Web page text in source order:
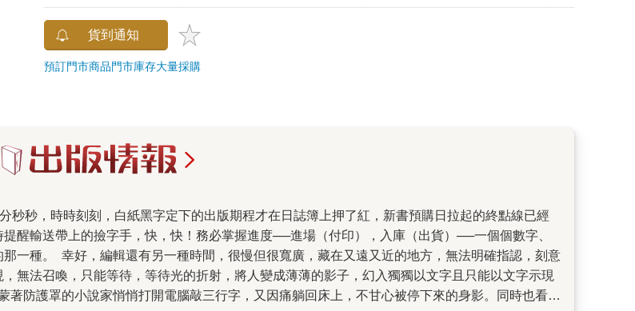
貨到通知
預訂門市商品門市庫存大量採購
醒輸送帶上的撿字手，快，快！務必掌握進度──進場（付印），入庫（出貨）──一個個數字、
一種。 幸好，編輯還有另一種時間，很慢但很寬廣，藏在又遠又近的地方，無法明確指認，刻意
無法召喚，只能等待，等待光的折射，將人變成薄薄的影子，幻入獨獨以文字且只能以文字示現
防護罩的小說家悄悄打開電腦敲三行字，又因痛躺回床上，不甘心被停下來的身影。同時也看見